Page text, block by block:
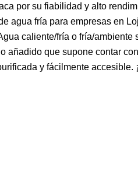
por su fiabilidad y alto
agua fría para empresas en
caliente/fría o fría/ambiente
añadido que supone contar
y fácilmente accesible.